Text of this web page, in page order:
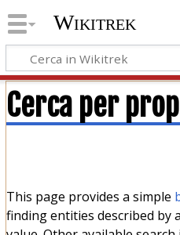
Wikitrek
Cerca per
This page provides a simple
finding entities described by